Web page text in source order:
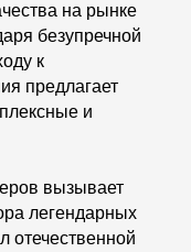
на рынке
безупречной
к
предлагает
и
вызывает
легендарных
отечественной